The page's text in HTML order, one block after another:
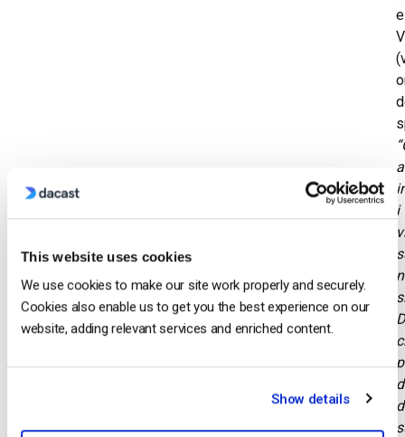
This website uses cookies
We use cookies to make our site work properly and securely.
Cookies also enable us to get you the best experience on our
website, adding relevant services and enriched content.
Show details
e
a
i